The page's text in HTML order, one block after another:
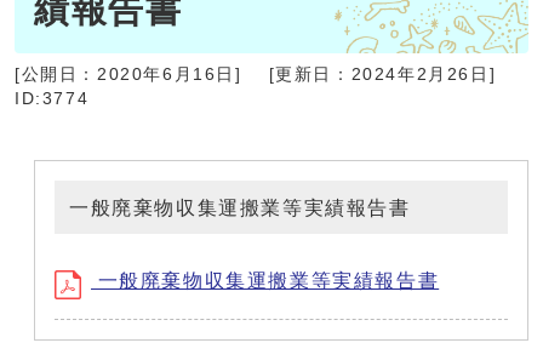
績報告書
[公開日： 2020年6月16日 ] [更新日： 2024年2月26日 ]
ID:3774
一般廃棄物収集運搬業等実績報告書
一般廃棄物収集運搬業等実績報告書